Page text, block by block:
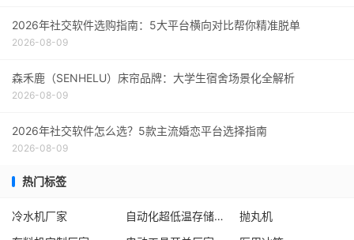
2026年社交软件选购指南：5大平台横向对比帮你精准脱单
2026-08-09
森禾鹿（SENHELU）床帘品牌：大学生宿舍场景化全解析
2026-08-09
2026年社交软件怎么选？5款主流婚恋平台选择指南
2026-08-09
热门标签
冷水机厂家 自动化超低温存储系统厂家
抛丸机